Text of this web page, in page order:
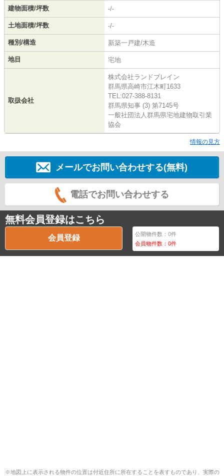
建物面積/坪数 -/-
土地面積/坪数 -/-
種別/構造 新築一戸建/木造
地目 宅地
取扱会社
株式会社ランドブレイン
群馬県高崎市江木町1633
TEL:027-388-8131
群馬県知事 (3) 第7145号
一般社団法人群馬県宅地建物取引業
協会
情報の見方
メールでお問い合わせする(無料)
電話でお問い合わせする
無料会員登録はこちら
会員登録 公開物件数：0件
会員物件数：0件
※地図上に表示される物件の位置は付近住所に所在することを表すものであり、実際の